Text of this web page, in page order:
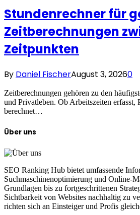
Stundenrechner für
Zeitberechnungen
Zeitpunkten
By Daniel FischerAugust 3, 20260
Zeitberechnungen gehören zu den
und Privatleben. Ob Arbeitszeiten erfasst,
berechnet…
Über uns
SEO Ranking Hub bietet umfassende
Suchmaschinenoptimierung und Online-
Grundlagen bis zu fortgeschrittenen
Sichtbarkeit von Websites nachhaltig zu
richten sich an Einsteiger und Profis